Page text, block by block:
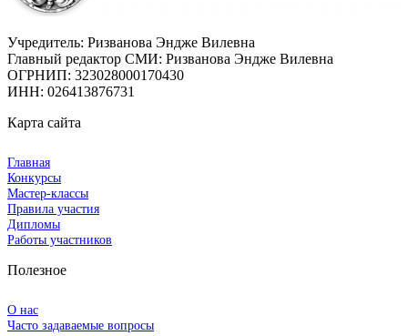
Учредитель: Ризванова Эндже Вилевна
Главный редактор СМИ: Ризванова Эндже Вилевна
ОГРНИП: 323028000170430
ИНН: 026413876731
Карта сайта
Главная
Конкурсы
Мастер-классы
Правила участия
Дипломы
Работы участников
Полезное
О нас
Часто задаваемые вопросы